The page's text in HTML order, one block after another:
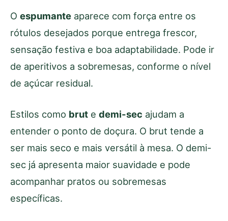
O espumante aparece com força entre os
rótulos desejados porque entrega frescor,
sensação festiva e boa adaptabilidade. Pode ir
de aperitivos a sobremesas, conforme o nível
de açúcar residual.
Estilos como brut e demi-sec ajudam a
entender o ponto de doçura. O brut tende a
ser mais seco e mais versátil à mesa. O demi-
sec já apresenta maior suavidade e pode
acompanhar pratos ou sobremesas
específicas.